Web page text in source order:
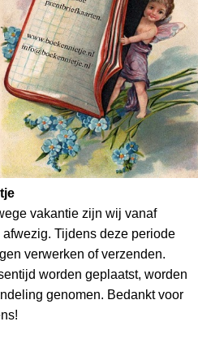
vakantie zijn wij vanaf
Tijdens deze periode
verwerken of verzenden.
worden geplaatst, worden
genomen. Bedankt voor